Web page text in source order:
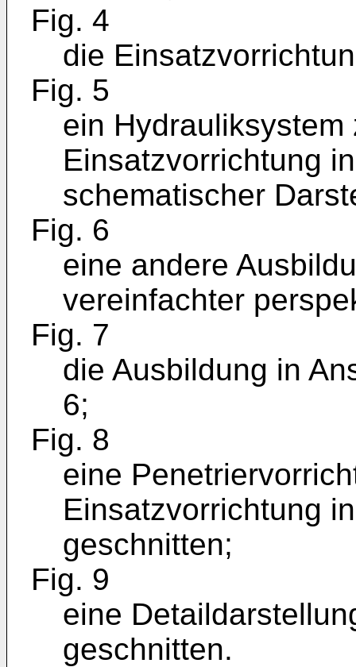
Fig. 4
die
Fig. 5
ein Hydrauliksystem
Einsatzvorrichtung
schematischer
Fig. 6
eine andere
vereinfachter
Fig. 7
die Ausbildung in
6;
Fig. 8
eine
Einsatzvorrichtung
geschnitten;
Fig. 9
eine
geschnitten.